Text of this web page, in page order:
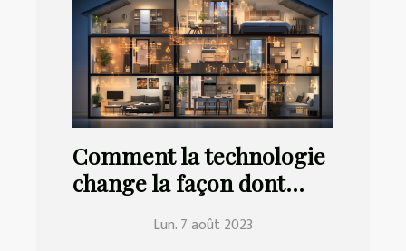
Comment la technologie
change la façon dont
Lun. 7 août 2023